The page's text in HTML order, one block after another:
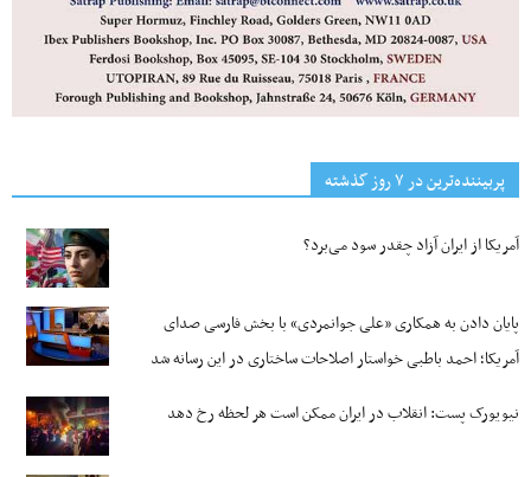
پربیننده‌ترین‌ در ۷ روز گذشته
آمریکا از ایران آزاد چقدر سود می‌برد؟
پایان دادن به همکاری «علی جوانمردی» با بخش فارسی صدای
آمریکا؛ احمد باطبی خواستار اصلاحات ساختاری در این رسانه شد
نیویورک پست: انقلاب در ایران ممکن است هر لحظه رخ دهد